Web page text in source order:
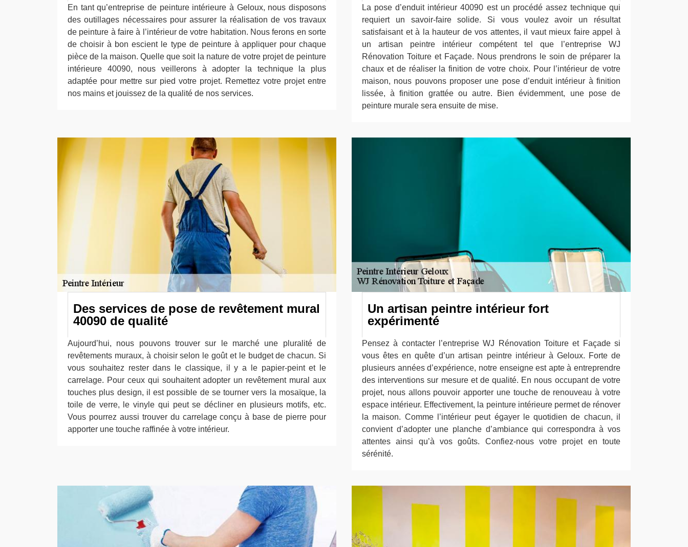
En tant qu’entreprise de peinture intérieure à Geloux, nous disposons
des outillages nécessaires pour assurer la réalisation de vos travaux
de peinture à faire à l’intérieur de votre habitation. Nous ferons en sorte
de choisir à bon escient le type de peinture à appliquer pour chaque
pièce de la maison. Quelle que soit la nature de votre projet de peinture
intérieure 40090, nous veillerons à adopter la technique la plus
adaptée pour mettre sur pied votre projet. Remettez votre projet entre
nos mains et jouissez de la qualité de nos services.
La pose d’enduit intérieur 40090 est un procédé assez technique qui
requiert un savoir-faire solide. Si vous voulez avoir un résultat
satisfaisant et à la hauteur de vos attentes, il vaut mieux faire appel à
un artisan peintre intérieur compétent tel que l’entreprise WJ
Rénovation Toiture et Façade. Nous prendrons le soin de préparer la
chaux et de réaliser la finition de votre choix. Pour l’intérieur de votre
maison, nous pouvons proposer une pose d’enduit intérieur à finition
lissée, à finition grattée ou autre. Bien évidemment, une pose de
peinture murale sera ensuite de mise.
Des services de pose de revêtement mural
40090 de qualité
Aujourd’hui, nous pouvons trouver sur le marché une pluralité de
revêtements muraux, à choisir selon le goût et le budget de chacun. Si
vous souhaitez rester dans le classique, il y a le papier-peint et le
carrelage. Pour ceux qui souhaitent adopter un revêtement mural aux
touches plus design, il est possible de se tourner vers la mosaïque, la
toile de verre, le vinyle qui peut se décliner en plusieurs motifs, etc.
Vous pourrez aussi trouver du carrelage conçu à base de pierre pour
apporter une touche raffinée à votre intérieur.
Un artisan peintre intérieur fort
expérimenté
Pensez à contacter l’entreprise WJ Rénovation Toiture et Façade si
vous êtes en quête d’un artisan peintre intérieur à Geloux. Forte de
plusieurs années d’expérience, notre enseigne est apte à entreprendre
des interventions sur mesure et de qualité. En nous occupant de votre
projet, nous allons pouvoir apporter une touche de renouveau à votre
espace intérieur. Effectivement, la peinture intérieure permet de rénover
la maison. Comme l’intérieur peut égayer le quotidien de chacun, il
convient d’adopter une planche d’ambiance qui correspondra à vos
attentes ainsi qu’à vos goûts. Confiez-nous votre projet en toute
sérénité.